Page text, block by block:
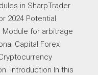
in SharpTrader
2024 Potential
Module for arbitrage
Capital Forex
Introduction In this